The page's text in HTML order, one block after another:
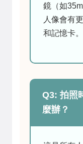
鏡（如
人像會有
和記憶卡。
Q3: 拍照
麼辦？